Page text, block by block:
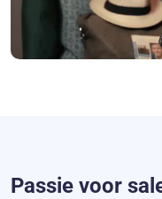
Passie voor